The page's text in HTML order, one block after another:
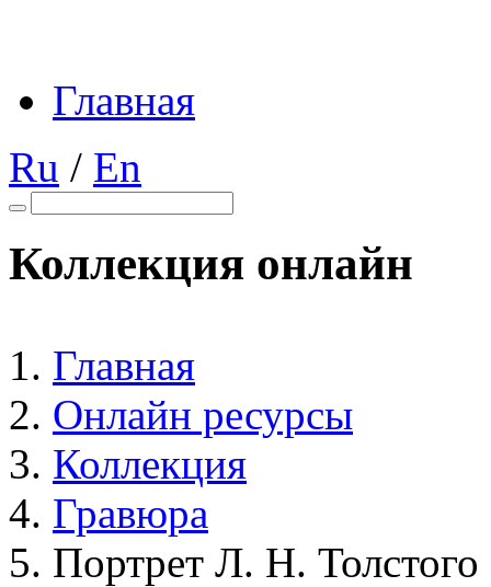
Главная
Ru / En
Коллекция онлайн
Главная
Онлайн ресурсы
Коллекция
Гравюра
Портрет Л. Н. Толстого